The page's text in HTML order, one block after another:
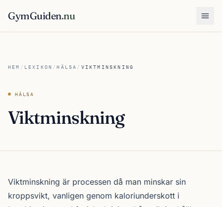
GymGuiden.nu
HEM / LEXIKON /HÄLSA / VIKTMINSKNING
HÄLSA
Viktminskning
Viktminskning är processen då man minskar sin
kroppsvikt, vanligen genom kaloriunderskott i